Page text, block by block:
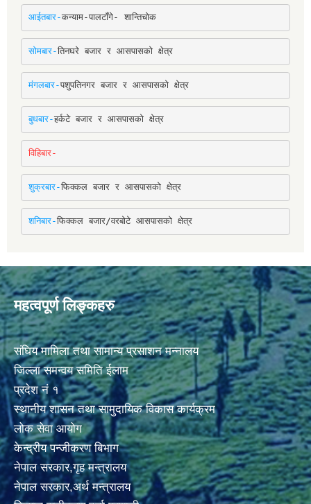
आईतबार-कन्याम-पालटाँगे- शान्तिचोक
सोमबार-तिनघरे बजार र आसपासको क्षेत्र
मंगलबार-पशुपतिनगर बजार र आसपासको क्षेत्र
बुधबार-हर्कटे बजार र आसपासको क्षेत्र
विहिबार-
शुक्रबार-फिक्कल बजार र आसपासको क्षेत्र
शनिबार-फिक्कल बजार/वरबोटे आसपासको क्षेत्र
महत्वपूर्ण लिङ्कहरु
संघिय मामिला तथा सामान्य प्रसाशन मन्नालय
जिल्ला समन्वय समिति ईलाम
प्रदेश नं १
स्थानीय शासन तथा सामुदायिक विकास कार्यक्रम
लोक सेवा आयोग
केन्द्रीय पन्जीकरण बिभाग
नेपाल सरकार,गृह मन्त्रालय
नेपाल सरकार,अर्थ मन्त्रालय